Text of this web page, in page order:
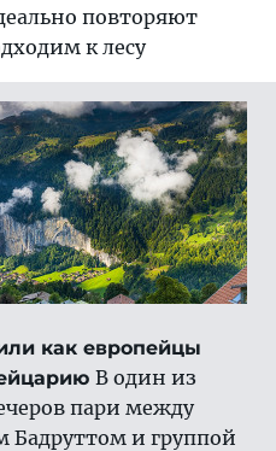
повторяют
к лесу
как европейцы
В один из
пари между
Бадруттом и группой